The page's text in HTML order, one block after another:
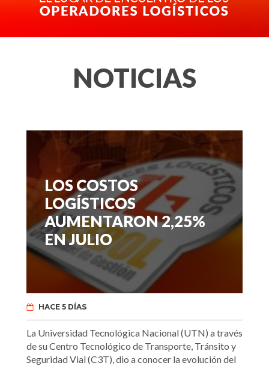
NOTICIAS
LOS COSTOS
LOGÍSTICOS
AUMENTARON 2,25%
EN JULIO
HACE 5 DÍAS
La Universidad Tecnológica Nacional (UTN) a través
de su Centro Tecnológico de Transporte, Tránsito y
Seguridad Vial (C3T), dio a conocer la evolución del